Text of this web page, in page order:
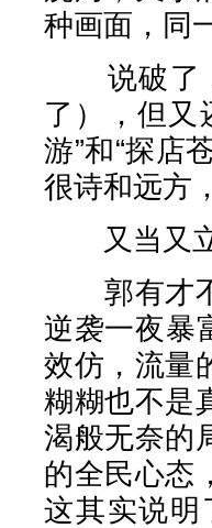
种画面，同
说破了，
了），但又
游”和“探店
很诗和远方
又当又立
郭有才不
逆袭一夜暴
效仿，流量
糊糊也不是
渴般无奈的
的全民心态
这其实说明